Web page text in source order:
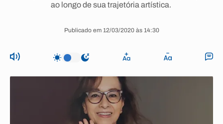
ao longo de sua trajetória artística.
Publicado em 12/03/2020 às 14:30